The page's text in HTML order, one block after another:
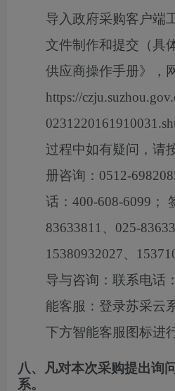
导入政府采购客户端
文件制作和提交（具
供应商操作手册》，
https://
过程中如有疑问，请
册咨询：0512-
话：400-608-6099；
83633811、025-
15380932027、
导与咨询：联系电话
能客服：登录苏采云
下方智能客服图标进
八、凡对本次采购提出询
系。